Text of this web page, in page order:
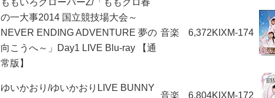
ももいろクローバーZ/「ももクロ春
の一大事2014 国立競技場大会～
NEVER ENDING ADVENTURE 夢の
向こうへ～」Day1 LIVE Blu-ray 【通
常版】
音楽 6,372KIXM-174
ゆいかおり/ゆいかおりLIVE BUNNY
音楽 6,804KIXM-172